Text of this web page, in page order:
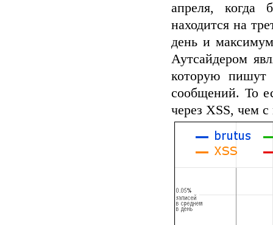
апреля, когда
находится на
день и
Аутсайдером
которую
сообщений. То
через XSS, чем